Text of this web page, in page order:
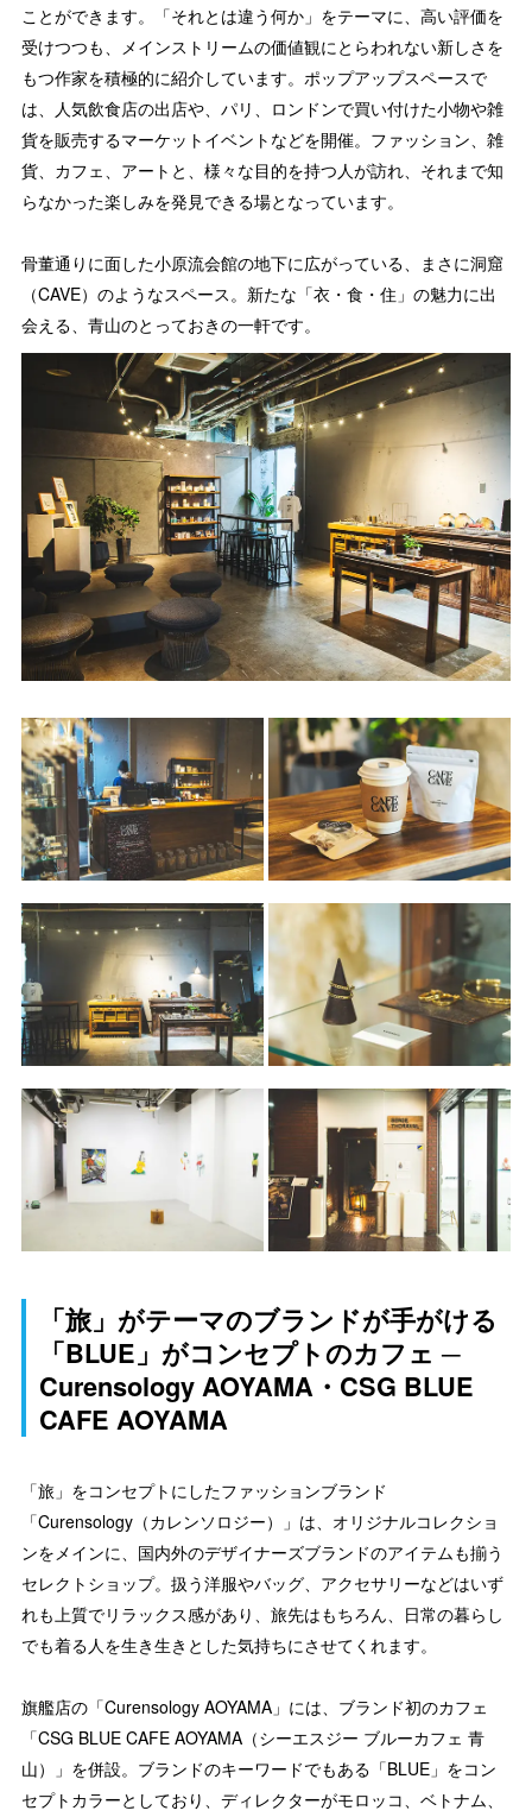
ことができます。「それとは違う何か」をテーマに、高い評価を
受けつつも、メインストリームの価値観にとらわれない新しさを
もつ作家を積極的に紹介しています。ポップアップスペースで
は、人気飲食店の出店や、パリ、ロンドンで買い付けた小物や雑
貨を販売するマーケットイベントなどを開催。ファッション、雑
貨、カフェ、アートと、様々な目的を持つ人が訪れ、それまで知
らなかった楽しみを発見できる場となっています。
骨董通りに面した小原流会館の地下に広がっている、まさに洞窟
（CAVE）のようなスペース。新たな「衣・食・住」の魅力に出
会える、青山のとっておきの一軒です。
「旅」がテーマのブランドが手がける
「BLUE」がコンセプトのカフェ ─
Curensology AOYAMA・CSG BLUE
CAFE AOYAMA
「旅」をコンセプトにしたファッションブランド
「Curensology（カレンソロジー）」は、オリジナルコレクショ
ンをメインに、国内外のデザイナーズブランドのアイテムも揃う
セレクトショップ。扱う洋服やバッグ、アクセサリーなどはいず
れも上質でリラックス感があり、旅先はもちろん、日常の暮らし
でも着る人を生き生きとした気持ちにさせてくれます。
旗艦店の「Curensology AOYAMA」には、ブランド初のカフェ
「CSG BLUE CAFE AOYAMA（シーエスジー ブルーカフェ 青
山）」を併設。ブランドのキーワードでもある「BLUE」をコン
セプトカラーとしており、ディレクターがモロッコ、ベトナム、